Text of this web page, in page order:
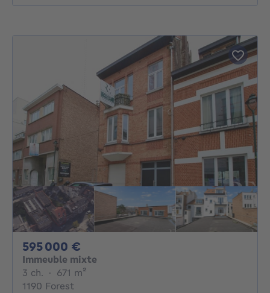
595 000 €
Immeuble mixte
3 ch. 3 chambres
· 671 m²
1190 Forest